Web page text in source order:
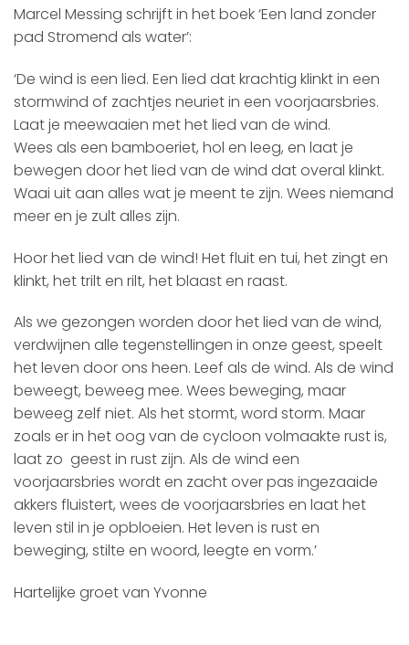
Marcel Messing schrijft in het boek ‘Een land zonder
pad Stromend als water’:
‘De wind is een lied. Een lied dat krachtig klinkt in een
stormwind of zachtjes neuriet in een voorjaarsbries.
Laat je meewaaien met het lied van de wind.
Wees als een bamboeriet, hol en leeg, en laat je
bewegen door het lied van de wind dat overal klinkt.
Waai uit aan alles wat je meent te zijn. Wees niemand
meer en je zult alles zijn.
Hoor het lied van de wind! Het fluit en tui, het zingt en
klinkt, het trilt en rilt, het blaast en raast.
Als we gezongen worden door het lied van de wind,
verdwijnen alle tegenstellingen in onze geest, speelt
het leven door ons heen. Leef als de wind. Als de wind
beweegt, beweeg mee. Wees beweging, maar
beweeg zelf niet. Als het stormt, word storm. Maar
zoals er in het oog van de cycloon volmaakte rust is,
laat zo geest in rust zijn. Als de wind een
voorjaarsbries wordt en zacht over pas ingezaaide
akkers fluistert, wees de voorjaarsbries en laat het
leven stil in je opbloeien. Het leven is rust en
beweging, stilte en woord, leegte en vorm.’
Hartelijke groet van Yvonne